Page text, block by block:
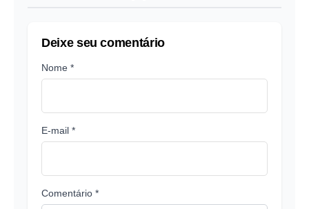
Deixe seu comentário
Nome *
E-mail *
Comentário *